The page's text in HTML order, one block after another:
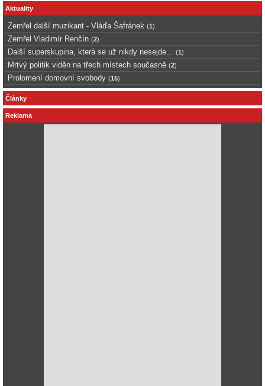
Aktuality
Zemřel další muzikant - Vláďa Šafránek (1)
Zemřel Vladimír Renčín (2)
Další superskupina, která se už nikdy nesejde... (1)
Mrtvý politik viděn na třech místech současně (2)
Prolomení domovní svobody (15)
Články
Reklama